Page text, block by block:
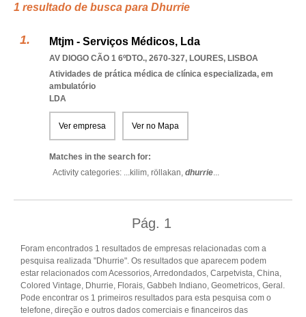
1 resultado de busca para Dhurrie
Mtjm - Serviços Médicos, Lda
AV DIOGO CÃO 1 6ºDTO., 2670-327, LOURES, LISBOA
Atividades de prática médica de clínica especializada, em
ambulatório
LDA
Ver empresa Ver no Mapa
Matches in the search for:
Activity categories: ...kilim, röllakan, dhurrie...
Pág. 1
Foram encontrados 1 resultados de empresas relacionadas com a
pesquisa realizada "Dhurrie". Os resultados que aparecem podem
estar relacionados com Acessorios, Arredondados, Carpetvista, China,
Colored Vintage, Dhurrie, Florais, Gabbeh Indiano, Geometricos, Geral.
Pode encontrar os 1 primeiros resultados para esta pesquisa com o
telefone, direção e outros dados comerciais e financeiros das